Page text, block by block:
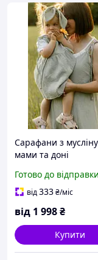
Сарафани з
мами та доні
Готово до відправки
від333₴/міс
від 1 998₴
Купити